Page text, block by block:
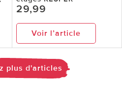
29,99
Voir l’article
plus d'articles